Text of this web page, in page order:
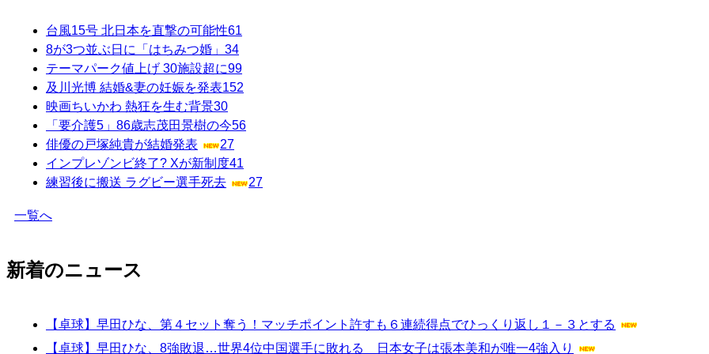
台風15号 北日本を直撃の可能性61
8が3つ並ぶ日に「はちみつ婚」 34
テーマパーク値上げ 30施設超に99
及川光博 結婚&妻の妊娠を発表152
映画ちいかわ 熱狂を生む背景30
「要介護5」86歳志茂田景樹の今56
俳優の戸塚純貴が結婚発表
27
インプレゾンビ終了? Xが新制度41
練習後に搬送 ラグビー選手死去
27
一覧へ
新着のニュース
【卓球】早田ひな、第４セット奪う！マッチポイント許すも６連続得点でひっくり返し１－３とする
【卓球】早田ひな、8強敗退…世界4位中国選手に敗れる 日本女子は張本美和が唯一4強入り